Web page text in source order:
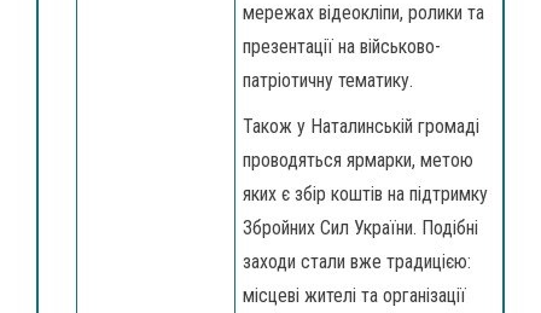
мережах відеокліпи, ролики та
презентації на військово-
патріотичну тематику.
Також у Наталинській громаді
проводяться ярмарки, метою
яких є збір коштів на підтримку
Збройних Сил України. Подібні
заходи стали вже традицією:
місцеві жителі та організації